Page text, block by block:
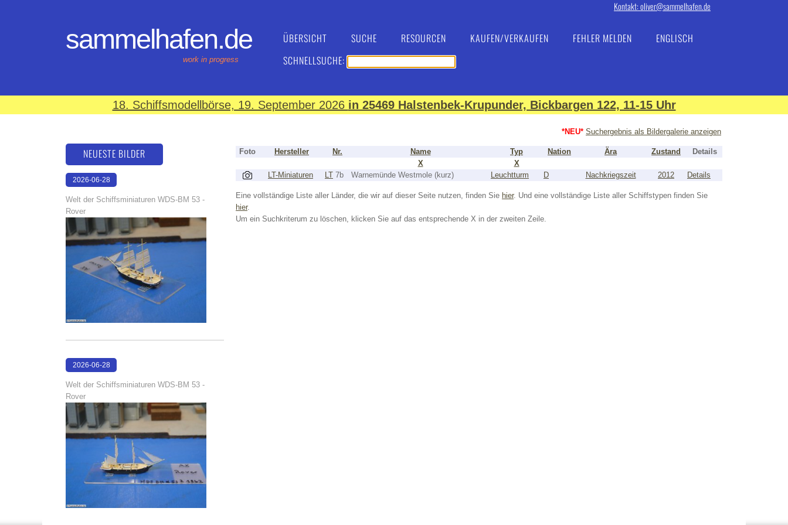
Kontakt: oliver@sammelhafen.de
sammelhafen.de
work in progress
ÜBERSICHT SUCHE RESOURCEN KAUFEN/VERKAUFEN FEHLER MELDEN
ENGLISCH
SCHNELLSUCHE:
18. Schiffsmodellbörse, 19. September 2026 in 25469 Halstenbek-Krupunder, Bickbargen 122, 11-15 Uhr
*NEU* Suchergebnis als Bildergalerie anzeigen
Foto Hersteller Nr. Name Typ Nation Ära Zustand
Details
X
X
LT-Miniaturen
LT 7b Warnemünde Westmole (kurz) Leuchtturm D Nachkriegszeit 2012 Details
Eine vollständige Liste aller Länder, die wir auf dieser Seite nutzen, finden Sie hier. Und eine vollständige Liste aller Schiffstypen finden Sie
hier.
Um ein Suchkriterum zu löschen, klicken Sie auf das entsprechende X in der zweiten Zeile.
NEUESTE BILDER
2026-06-28
Welt der Schiffsminiaturen WDS-BM 53 -
Rover
2026-06-28
Welt der Schiffsminiaturen WDS-BM 53 -
Rover